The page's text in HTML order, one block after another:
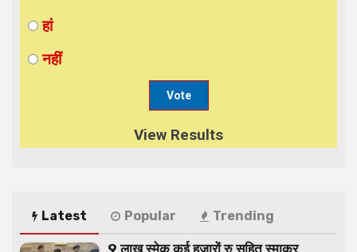
हां
नहीं
View Results
Latest Popular Trending